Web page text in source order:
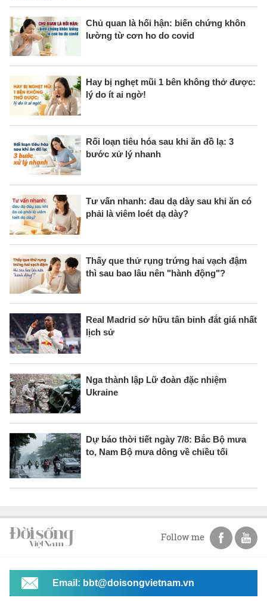
Chủ quan là hối hận: biến chứng khôn
lường từ cơn ho do covid
Hay bị nghẹt mũi 1 bên không thở được:
lý do ít ai ngờ!
Rối loạn tiêu hóa sau khi ăn đồ lạ: 3
bước xử lý nhanh
Tư vấn nhanh: đau dạ dày sau khi ăn có
phải là viêm loét dạ dày?
Thấy que thử rụng trứng hai vạch đậm
thì sau bao lâu nên "hành động"?
Real Madrid sở hữu tân binh đắt giá nhất
lịch sử
Nga thành lập Lữ đoàn đặc nhiệm
Ukraine
Dự báo thời tiết ngày 7/8: Bắc Bộ mưa
to, Nam Bộ mưa dông về chiều tối
Follow me
Email: bbt@doisongvietnam.vn